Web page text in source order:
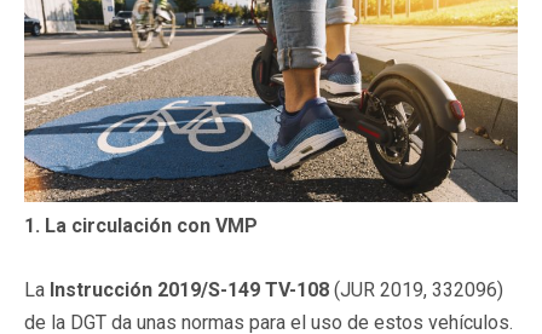
1. La circulación con VMP
La Instrucción 2019/S-149 TV-108 (JUR 2019, 332096)
de la DGT da unas normas para el uso de estos vehículos.